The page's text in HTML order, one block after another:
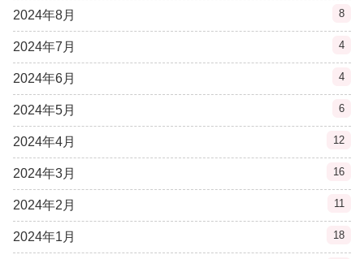
2024年8月 8
2024年7月 4
2024年6月 4
2024年5月 6
2024年4月 12
2024年3月 16
2024年2月 11
2024年1月 18